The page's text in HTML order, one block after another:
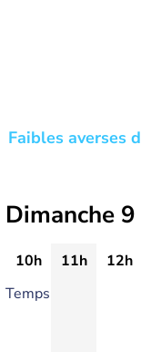
Faibles averses
Dimanche 9
10h 11h 12h
Temps